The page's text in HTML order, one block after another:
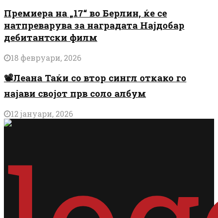
Премиера на „17“ во Берлин, ќе се
натпреварува за наградата Најдобар
дебитантски филм
18 февруари, 2026
📽️Леана Таќи со втор сингл откако го
најави својот прв соло албум
12 јануари, 2026